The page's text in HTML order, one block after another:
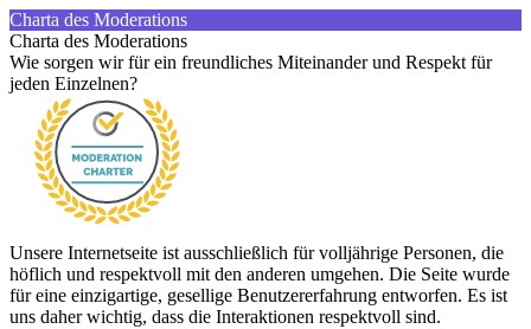
Charta des Moderations
Charta des Moderations
Wie sorgen wir für ein freundliches Miteinander und Respekt für
jeden Einzelnen?
Unsere Internetseite ist ausschließlich für volljährige Personen, die
höflich und respektvoll mit den anderen umgehen. Die Seite wurde
für eine einzigartige, gesellige Benutzererfahrung entworfen. Es ist
uns daher wichtig, dass die Interaktionen respektvoll sind.